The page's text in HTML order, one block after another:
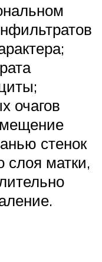
очагов
стенок
слоя матки,